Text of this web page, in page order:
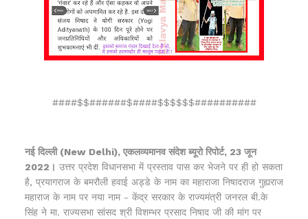
####$$######$####$$$$$$##########
नई दिल्ली (New Delhi), एकलव्यमानव संदेश ब्यूरो रिपोर्ट, 23 जून
2022। उत्तर प्रदेश विधानसभा में प्रस्ताव पास कर भेजने पर ही हो सकता
है, प्रयागराज के बमरौली हवाई अड्डे के नाम का महाराजा निषादराज गुह्यराज
महाराज के नाम पर नया नाम - केंद्र सरकार के राज्यमंत्री जनरल बी.के
सिंह ने मा. राज्यसभा सांसद श्री विशम्भर प्रसाद निषाद जी की मांग पर